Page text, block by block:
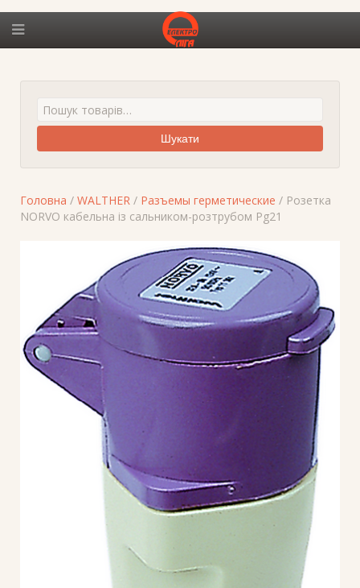
Шукати
Головна / WALTHER / Разъемы герметические / Розетка
NORVO кабельна із сальником-розтрубом Pg21